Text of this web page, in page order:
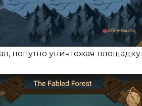
попутно уничтожая площадку.